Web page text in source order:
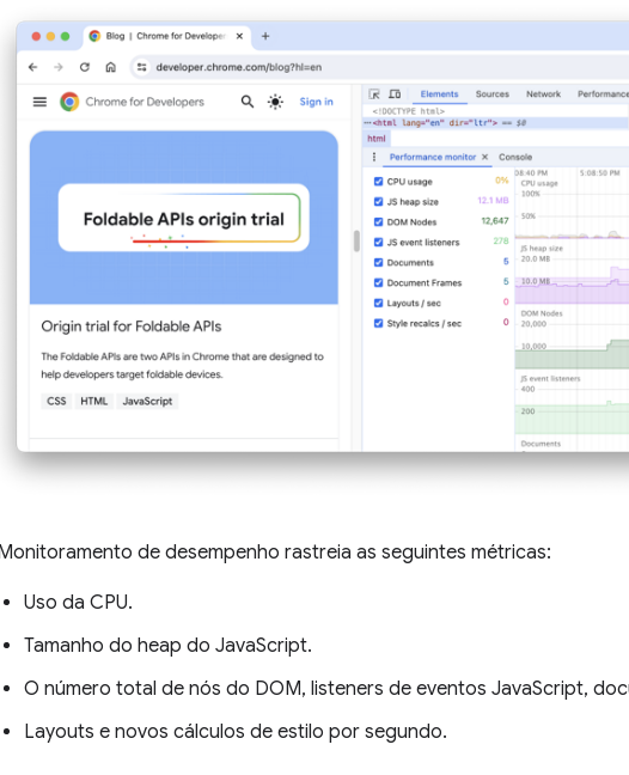
de desempenho rastreia as seguintes métricas:
Uso da CPU.
Tamanho do heap do JavaScript.
O número total de nós do DOM, listeners de eventos JavaScript,
Layouts e novos cálculos de estilo por segundo.